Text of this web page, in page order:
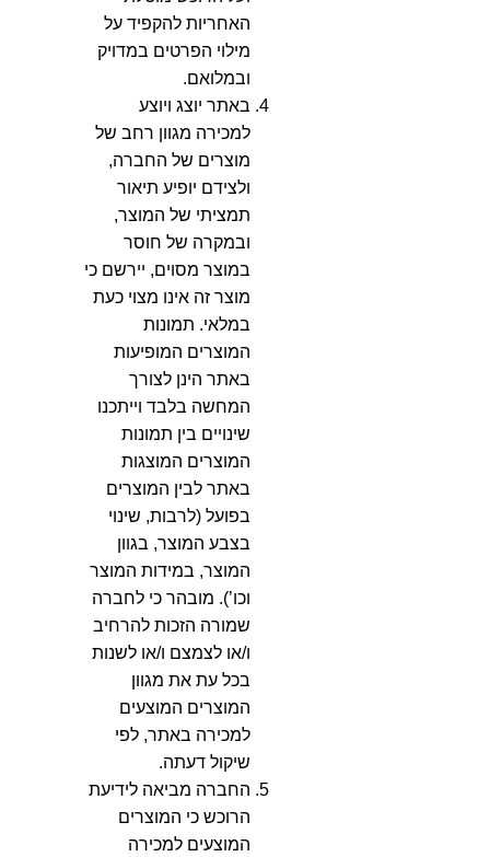
האחריות להקפיד על
מילוי הפרטים במדויק
ובמלואם.
באתר יוצג ויוצע
למכירה מגוון רחב של
מוצרים של החברה,
ולצידם יופיע תיאור
תמציתי של המוצר,
ובמקרה של חוסר
במוצר מסוים, יירשם כי
מוצר זה אינו מצוי כעת
במלאי. תמונות
המוצרים המופיעות
באתר הינן לצורך
המחשה בלבד וייתכנו
שינויים בין תמונות
המוצרים המוצגות
באתר לבין המוצרים
בפועל (לרבות, שינוי
בצבע המוצר, בגוון
המוצר, במידות המוצר
וכו’). מובהר כי לחברה
שמורה הזכות להרחיב
ו/או לצמצם ו/או לשנות
בכל עת את מגוון
המוצרים המוצעים
למכירה באתר, לפי
שיקול דעתה.
החברה מביאה לידיעת
הרוכש כי המוצרים
המוצעים למכירה